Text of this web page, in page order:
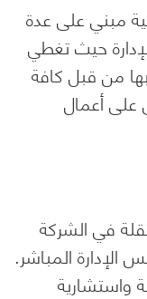
مبني على عدة
حيث تغطي
من قبل كافة
على أعمال
في الشركة
الإدارة المباشر.
واستشارية